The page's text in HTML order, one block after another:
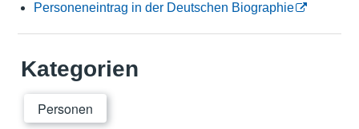
Personeneintrag in der Deutschen Biographie
Kategorien
Personen